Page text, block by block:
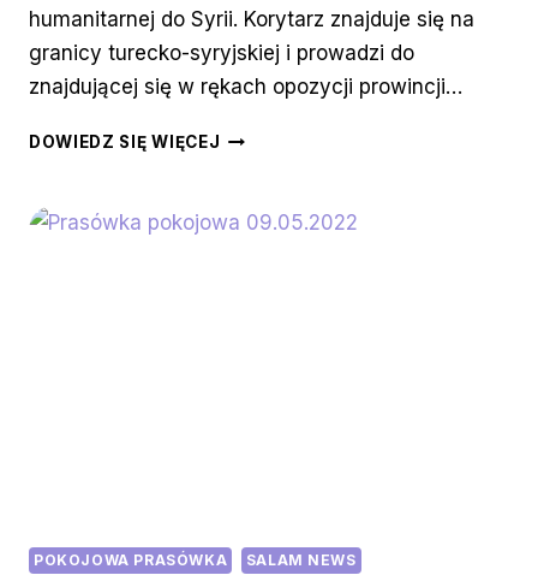
humanitarnej do Syrii. Korytarz znajduje się na
granicy turecko-syryjskiej i prowadzi do
znajdującej się w rękach opozycji prowincji…
DOWIEDZ SIĘ WIĘCEJ SZANTAŻ
ZAMYKA OSTATNIE
POKOJOWA PRASÓWKA SALAM NEWS